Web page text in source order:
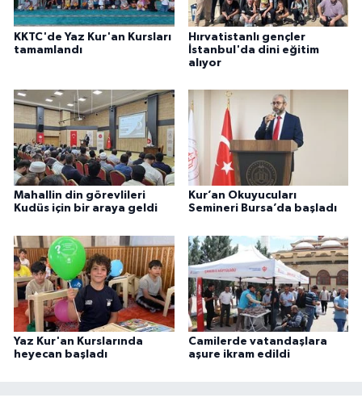
KKTC'de Yaz Kur'an Kursları
tamamlandı
Hırvatistanlı gençler
İstanbul'da dini eğitim
alıyor
Mahallin din görevlileri
Kudüs için bir araya geldi
Kur’an Okuyucuları
Semineri Bursa’da başladı
Yaz Kur'an Kurslarında
heyecan başladı
Camilerde vatandaşlara
aşure ikram edildi
Karaman Müftülüğü
Kastamonu Müftülüğü
Kayseri Müftülüğü
Kilis Müftülüğü
Kırklareli Müftülüğü
Kırşehir Müftülüğü
Kocaeli Müftülüğü